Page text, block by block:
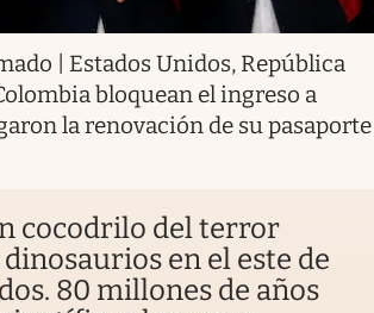
| Estados Unidos, República
bloquean el ingreso a
la renovación de su pasaporte
cocodrilo del terror
en el este de
80 millones de años